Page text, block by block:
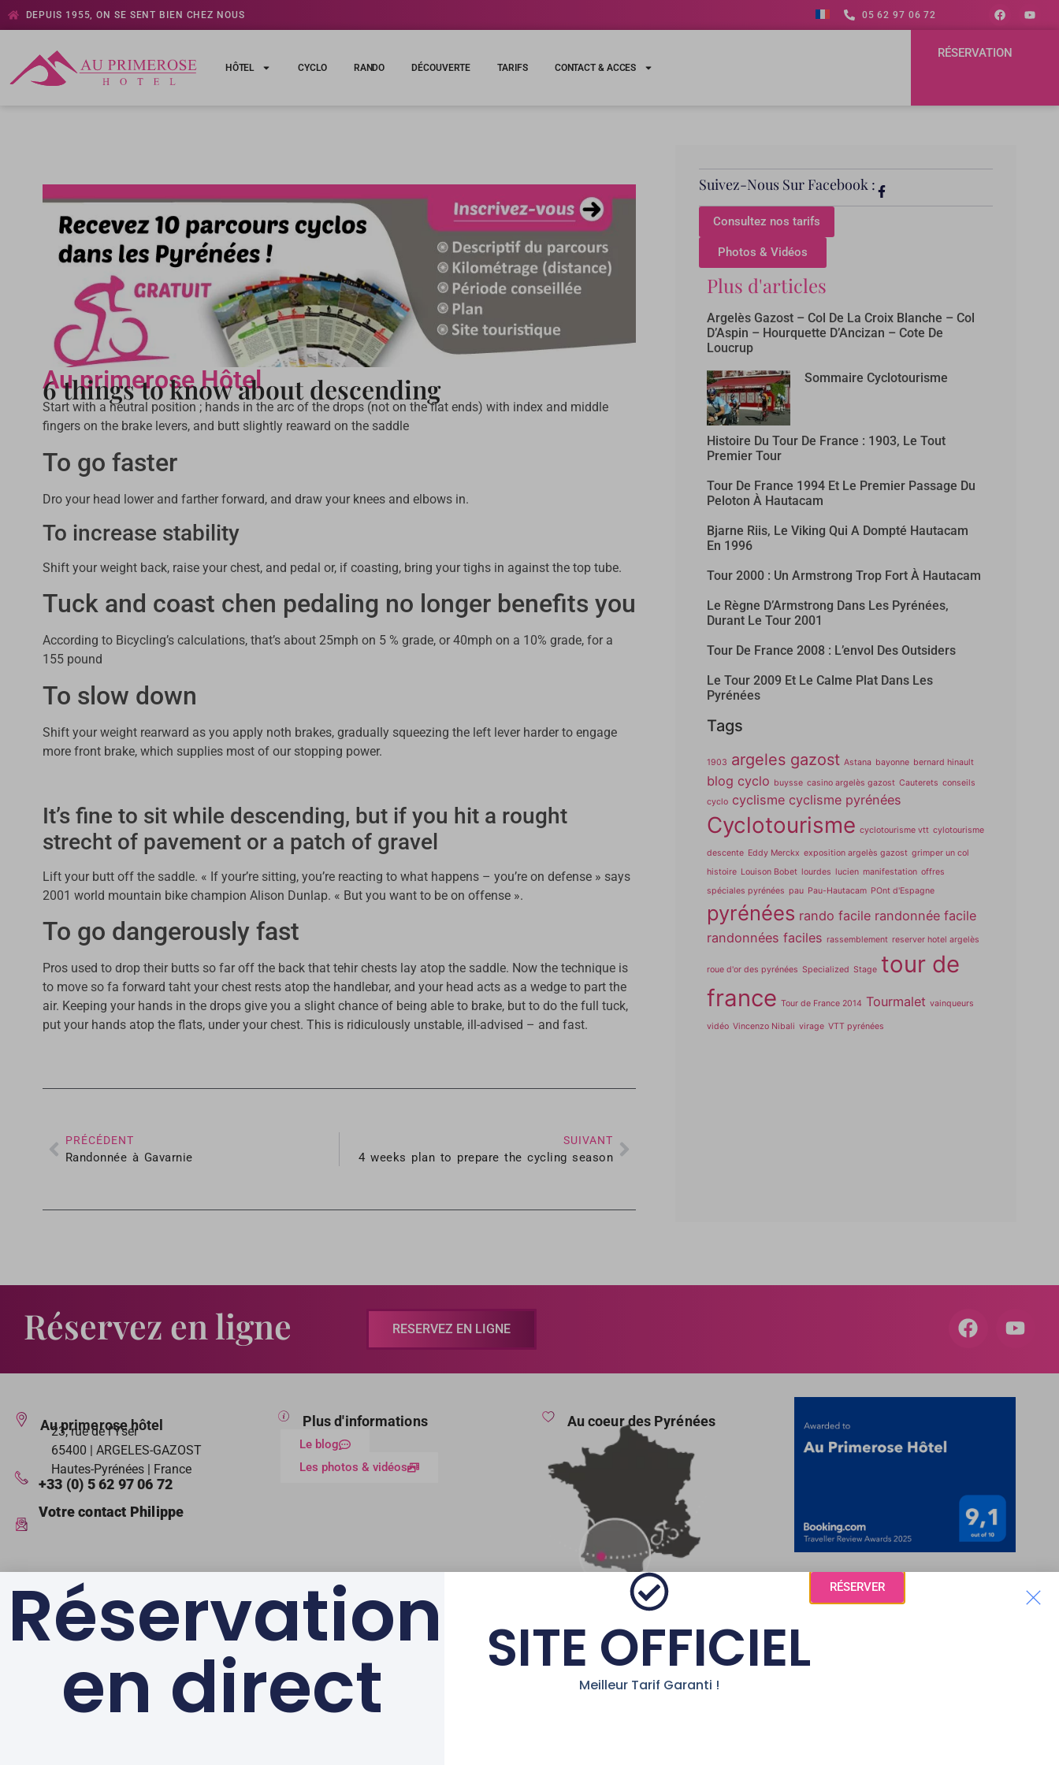
DEPUIS 1955, ON SE SENT BIEN CHEZ NOUS 05 62 97 06 72
HÔTEL CYCLO RANDO DÉCOUVERTE TARIFS CONTACT & ACCES
RÉSERVATION
Au primerose Hôtel
6 things to know about descending
Start with a neutral position ; hands in the arc of the drops (not on the flat ends) with index and middle
fingers on the brake levers, and butt slightly reaward on the saddle
To go faster
Dro your head lower and farther forward, and draw your knees and elbows in.
To increase stability
Shift your weight back, raise your chest, and pedal or, if coasting, bring your tighs in against the top tube.
Tuck and coast chen pedaling no longer benefits you
According to Bicycling’s calculations, that’s about 25mph on 5 % grade, or 40mph on a 10% grade, for a
155 pound
To slow down
Shift your weight rearward as you apply noth brakes, gradually squeezing the left lever harder to engage
more front brake, which supplies most of our stopping power.
It’s fine to sit while descending, but if you hit a rought
strecht of pavement or a patch of gravel
Lift your butt off the saddle. « If your’re sitting, you’re reacting to what happens – you’re on defense » says
2001 world mountain bike champion Alison Dunlap. « But you want to be on offense ».
To go dangerously fast
Pros used to drop their butts so far off the back that tehir chests lay atop the saddle. Now the technique is
to move so fa forward taht your chest rests atop the handlebar, and your head acts as a wedge to part the
air. Keeping your hands in the drops give you a slight chance of being able to brake, but to do the full tuck,
put your hands atop the flats, under your chest. This is ridiculously unstable, ill-advised – and fast.
PRÉCÉDENT
Randonnée à Gavarnie
SUIVANT
4 weeks plan to prepare the cycling season
Suivez-Nous Sur Facebook :
Consultez nos tarifs
Photos & Vidéos
Plus d'articles
Argelès Gazost – Col De La Croix Blanche – Col
D’Aspin – Hourquette D’Ancizan – Cote De
Loucrup
Sommaire Cyclotourisme
Histoire Du Tour De France : 1903, Le Tout
Premier Tour
Tour De France 1994 Et Le Premier Passage Du
Peloton À Hautacam
Bjarne Riis, Le Viking Qui A Dompté Hautacam
En 1996
Tour 2000 : Un Armstrong Trop Fort À Hautacam
Le Règne D’Armstrong Dans Les Pyrénées,
Durant Le Tour 2001
Tour De France 2008 : L’envol Des Outsiders
Le Tour 2009 Et Le Calme Plat Dans Les
Pyrénées
Tags
1903 argeles gazost Astana bayonne bernard hinault
blog cyclo buysse casino argelès gazost Cauterets conseils
cyclo cyclisme cyclisme pyrénées
Cyclotourisme cyclotourisme vtt cylotourisme
descente Eddy Merckx exposition argelès gazost grimper un col
histoire Louison Bobet lourdes lucien manifestation offres
spéciales pyrénées pau Pau-Hautacam POnt d'Espagne
pyrénées rando facile randonnée facile
randonnées faciles rassemblement reserver hotel argelès
roue d'or des pyrénées Specialized Stage tour de
france Tour de France 2014 Tourmalet vainqueurs
vidéo Vincenzo Nibali virage VTT pyrénées
Réservez en ligne RESERVEZ EN LIGNE
Au primerose hôtel
23, rue de l’Yser
65400 | ARGELES-GAZOST
Hautes-Pyrénées | France
+33 (0) 5 62 97 06 72
Votre contact Philippe
Plus d'informations
Le blog
Les photos & vidéos
Au coeur des Pyrénées
QUALITÉ
AVEC LE SOUTIEN DE LA RÉGION
Réservation
en direct SITE OFFICIEL
Meilleur Tarif Garanti !
RÉSERVER